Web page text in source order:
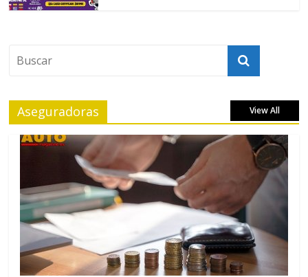
Aseguradoras View All